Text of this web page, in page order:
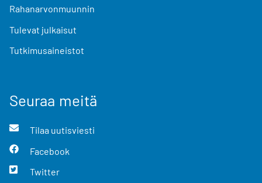
Rahanarvonmuunnin
Tulevat julkaisut
Tutkimusaineistot
Seuraa meitä
Tilaa uutisviesti
Facebook
Twitter